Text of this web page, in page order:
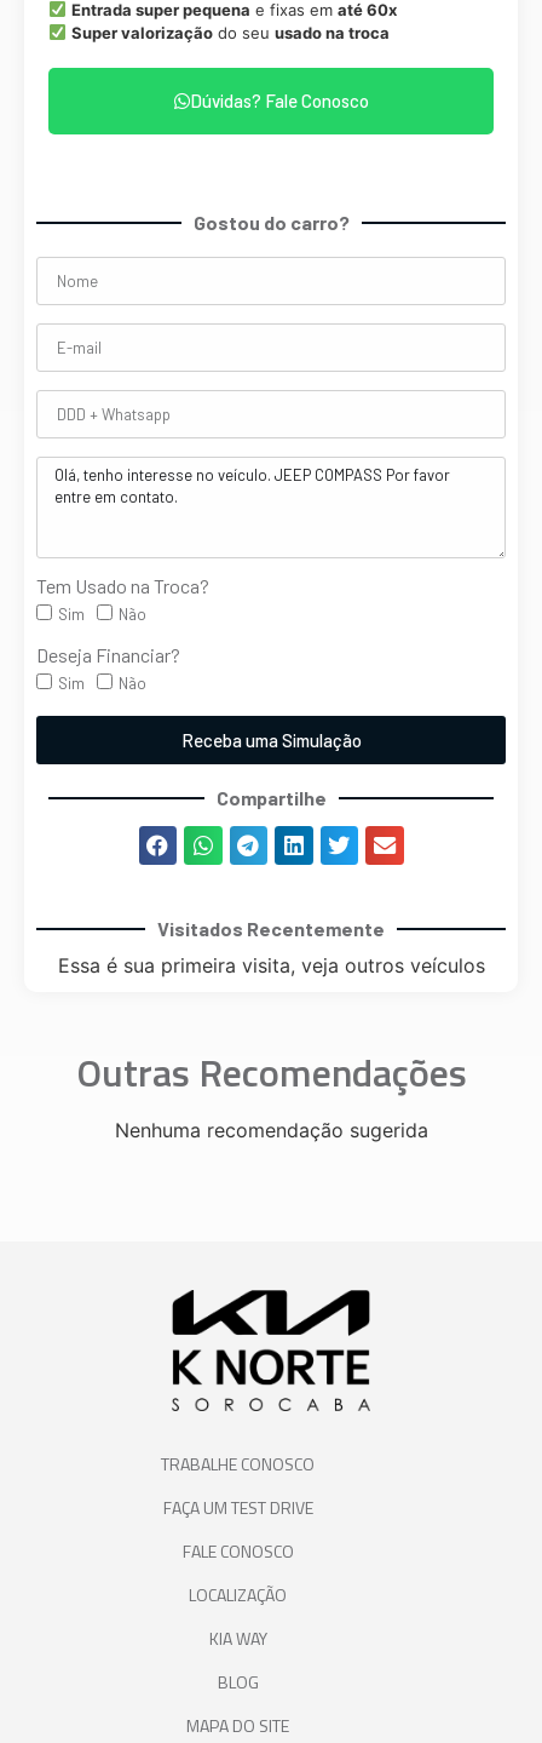
Entrada super pequena e fixas em até 60x
Super valorizaçãodo seu usado na troca
Dúvidas? Fale Conosco
Gostou do carro?
Tem Usado na Troca?
Sim Não
Deseja Financiar?
Sim Não
Receba uma Simulação
Compartilhe
Visitados Recentemente
Essa é sua primeira visita, veja outros veículos
Outras Recomendações
Nenhuma recomendação sugerida
TRABALHE CONOSCO
FAÇA UM TEST DRIVE
FALE CONOSCO
LOCALIZAÇÃO
KIA WAY
BLOG
MAPA DO SITE